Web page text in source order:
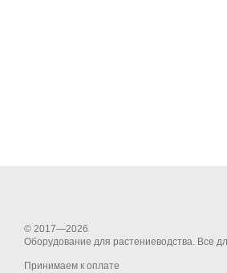
© 2017—2026
Оборудование для растениеводства. Все
Принимаем к оплате